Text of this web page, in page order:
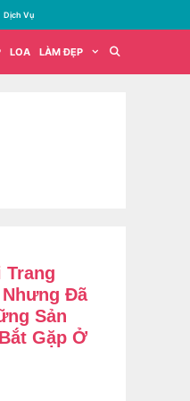
Dịch Vụ
LOA LÀM ĐẸP
Trang
Đã
Sản
Gặp Ở